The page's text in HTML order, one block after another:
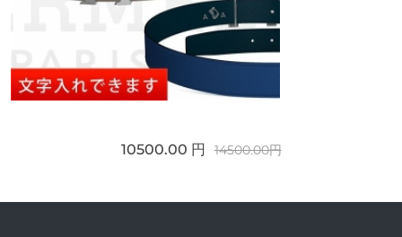
10500.00 円 14500.00円